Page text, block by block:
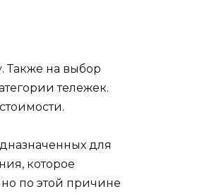
Также на выбор
тележек.
для
которое
по этой причине